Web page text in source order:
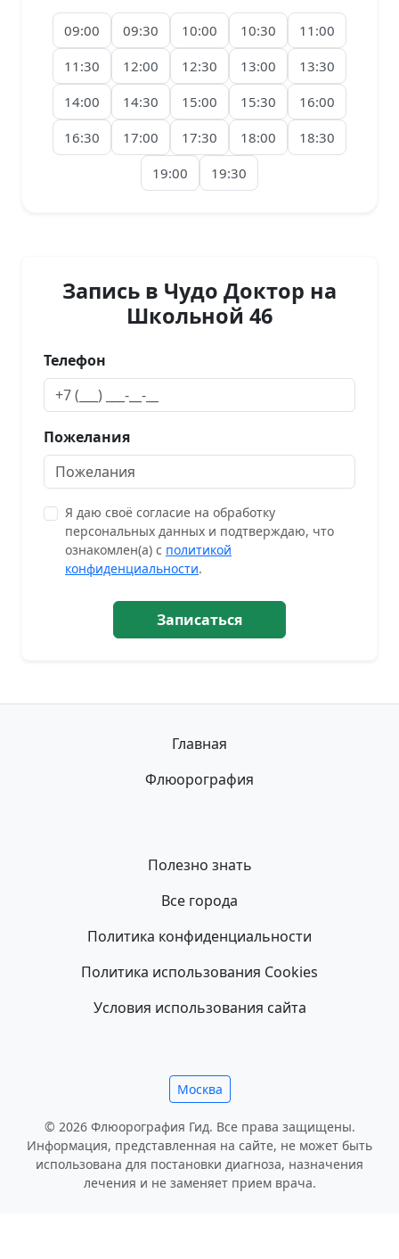
09:00 09:30 10:00 10:30
11:00
11:30
12:00 12:30 13:00
13:30
14:00
14:30 15:00 15:30
16:00
16:30
17:00 17:30 18:00
18:30
19:00
19:30
Запись в Чудо Доктор на
Школьной 46
Телефон
Пожелания
Я даю своё согласие на обработку
персональных данных и подтверждаю, что
ознакомлен(а) с политикой
конфиденциальности.
Записаться
Главная
Флюорография
Полезно знать
Все города
Политика конфиденциальности
Политика использования Cookies
Условия использования сайта
Москва
© 2026 Флюорография Гид. Все права защищены.
Информация, представленная на сайте, не может быть
использована для постановки диагноза, назначения
лечения и не заменяет прием врача.